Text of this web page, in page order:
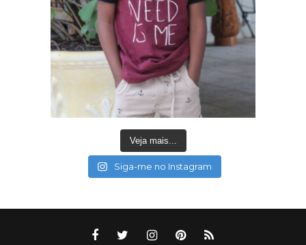
Veja mais...
Siga-me no Instagram